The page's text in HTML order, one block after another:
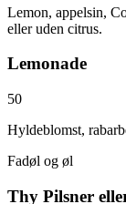
Lemon, appelsin,
eller uden citrus.
Lemonade
50
Hyldeblomst,
Fadøl og øl
Thy Pilsner